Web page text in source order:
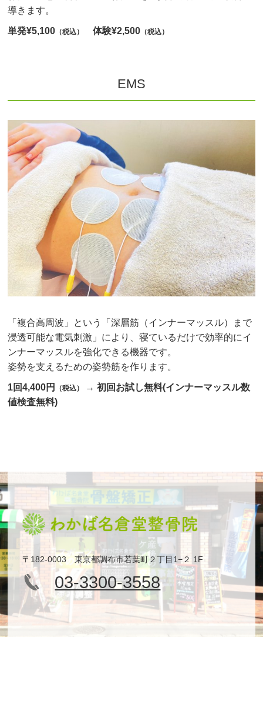
導きます。
単発¥5,100 （税込） 体験¥2,500 （税込）
EMS
「複合高周波」という「深層筋（インナーマッスル）まで
浸透可能な電気刺激」により、寝ているだけで効率的にイ
ンナーマッスルを強化できる機器です。
姿勢を支えるための姿勢筋を作ります。
1回4,400円 （税込）
→ 初回お試し無料(インナーマッスル数
値検査無料)
〒182-0003 東京都調布市若葉町２丁目1−２ 1F
03-3300-3558